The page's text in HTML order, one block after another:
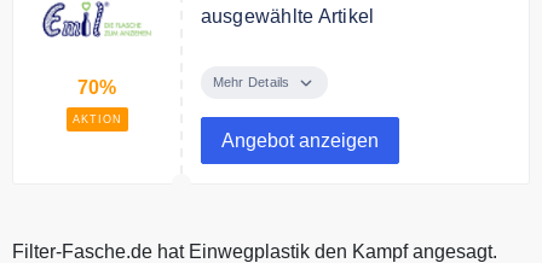
70%
AKTION
ausgewählte Artikel
auf ausgewählte Artikel
Mehr Details
Angebot anzeigen
Filter-Fasche.de hat Einwegplastik den Kampf angesagt.